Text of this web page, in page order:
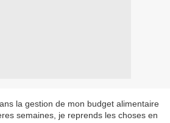
la gestion de mon budget alimentaire
semaines, je reprends les choses en